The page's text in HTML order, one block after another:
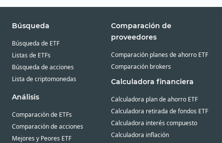
Búsqueda
Búsqueda de ETF
Listas de ETFs
Búsqueda de acciones
Lista de criptomonedas
Análisis
Comparación de ETFs
Comparación de acciones
Mejores y Peores ETF
Comparación de
proveedores
Comparación planes de ahorro ETF
Comparación brokers
Calculadora financiera
Calculadora plan de ahorro ETF
Calculadora retirada de fondos ETF
Calculadora interés compuesto
Calculadora inflación